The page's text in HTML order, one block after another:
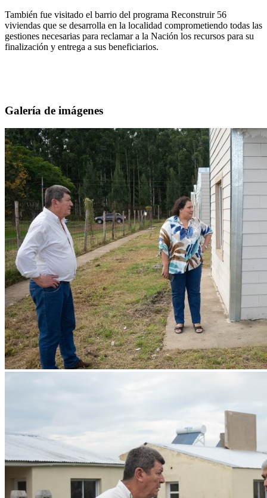
También fue visitado el barrio del programa Reconstruir 56
viviendas que se desarrolla en la localidad comprometiendo todas las
gestiones necesarias para reclamar a la Nación los recursos para su
finalización y entrega a sus beneficiarios.
Galería de imágenes